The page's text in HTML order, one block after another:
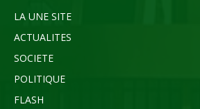
LA UNE SITE
ACTUALITES
SOCIETE
POLITIQUE
FLASH